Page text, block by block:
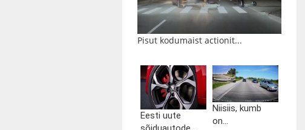
Pisut kodumaist actionit...
Eesti uute
Niisiis, kumb
on...